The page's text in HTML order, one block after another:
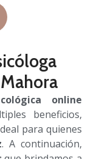
online
beneficios,
para quienes
. A continuación,